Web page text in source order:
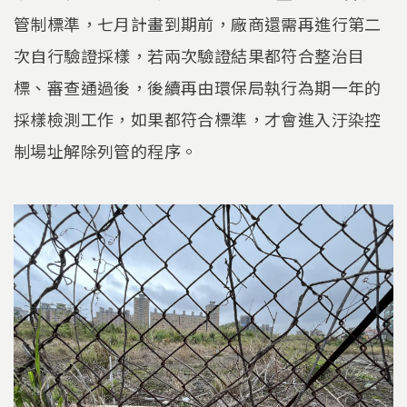
管制標準，七月計畫到期前，廠商還需再進行第二
次自行驗證採樣，若兩次驗證結果都符合整治目
標、審查通過後，後續再由環保局執行為期一年的
採樣檢測工作，如果都符合標準，才會進入汙染控
制場址解除列管的程序。